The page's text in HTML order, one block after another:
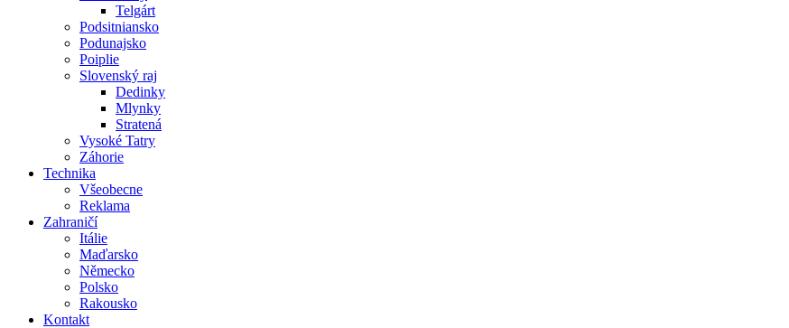
Telgárt
Podsitniansko
Podunajsko
Poiplie
Slovenský raj
Dedinky
Mlynky
Stratená
Vysoké Tatry
Záhorie
Technika
Všeobecne
Reklama
Zahraničí
Itálie
Maďarsko
Německo
Polsko
Rakousko
Kontakt